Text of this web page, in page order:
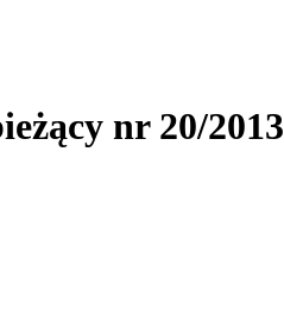
nr 20/2013